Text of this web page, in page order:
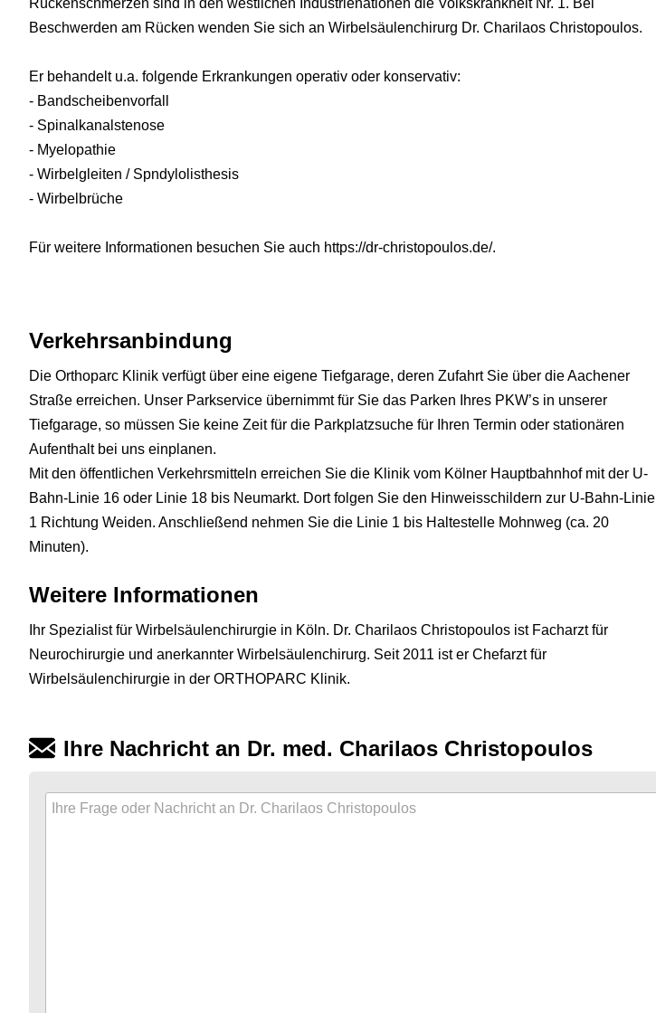
Rückenschmerzen sind in den westlichen Industrienationen die Volkskrankheit Nr. 1. Bei
Beschwerden am Rücken wenden Sie sich an Wirbelsäulenchirurg Dr. Charilaos Christopoulos.
Er behandelt u.a. folgende Erkrankungen operativ oder konservativ:
- Bandscheibenvorfall
- Spinalkanalstenose
- Myelopathie
- Wirbelgleiten / Spndylolisthesis
- Wirbelbrüche
Für weitere Informationen besuchen Sie auch https://dr-christopoulos.de/.
Verkehrsanbindung
Die Orthoparc Klinik verfügt über eine eigene Tiefgarage, deren Zufahrt Sie über die Aachener
Straße erreichen. Unser Parkservice übernimmt für Sie das Parken Ihres PKW’s in unserer
Tiefgarage, so müssen Sie keine Zeit für die Parkplatzsuche für Ihren Termin oder stationären
Aufenthalt bei uns einplanen.
Mit den öffentlichen Verkehrsmitteln erreichen Sie die Klinik vom Kölner Hauptbahnhof mit der U-
Bahn-Linie 16 oder Linie 18 bis Neumarkt. Dort folgen Sie den Hinweisschildern zur U-Bahn-Linie
1 Richtung Weiden. Anschließend nehmen Sie die Linie 1 bis Haltestelle Mohnweg (ca. 20
Minuten).
Weitere Informationen
Ihr Spezialist für Wirbelsäulenchirurgie in Köln. Dr. Charilaos Christopoulos ist Facharzt für
Neurochirurgie und anerkannter Wirbelsäulenchirurg. Seit 2011 ist er Chefarzt für
Wirbelsäulenchirurgie in der ORTHOPARC Klinik.
Ihre Nachricht an Dr. med. Charilaos Christopoulos